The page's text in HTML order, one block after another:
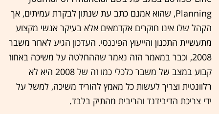
Planning, שהוא אמנם כתב עת שנתון לבקרת עמיתים, אך
הקהל שלו אינו חוקרים אקדמאים אלא בעיקר אנשי מקצוע
מתעשיית התכנון והייעוץ הפיננסי. העדכון הגיע לאחר משבר
2008, וכבר במאמר הזה נאמר שההחלטה על משיכה באחוז
קבוע במצב של משבר כלכלי כמו זה של 2008 היא לא
רלוונטית וצריך לעשות כל מאמץ להוריד משיכה, למשל על
ידי צריכת הדיבידנד והריבית מהתיק בלבד.